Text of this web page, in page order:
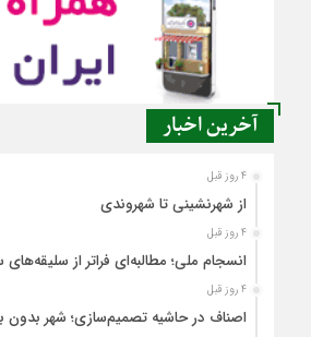
آخرین اخبار
4 روز قبل
از شهرنشینی تا شهروندی
4 روز قبل
انسجام ملی؛ مطالبه‌ای فراتر از
4 روز قبل
اصناف در حاشیه تصمیم‌سازی؛ شهر بدون